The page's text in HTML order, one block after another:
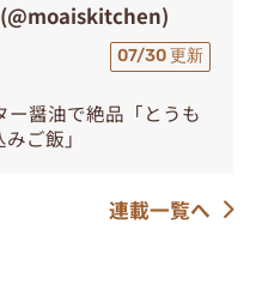
07/30 更新
醤油で絶品「とうも
ご飯」
連載一覧へ